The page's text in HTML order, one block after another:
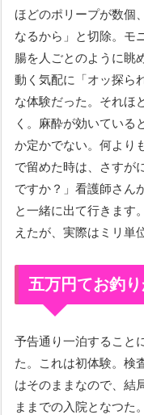
ほどのポリープが数個
なるから」と切除。モ
腸を人ごとのように眺
動く気配に「オッ探ら
な体験だった。それほ
く。麻酔が効いている
か定かでない。何より
で留めた時は、さすが
ですか？」看護師さん
と一緒に出て行きます
えたが、実際はミリ単
五万円てお釣
予告通り一泊すること
た。これは初体験。検
はそのままなので、結
ままでの入院となつた